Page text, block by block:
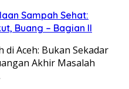
Sampah Sehat:
Buang – Bagian II
di Aceh: Bukan Sekadar
Akhir Masalah